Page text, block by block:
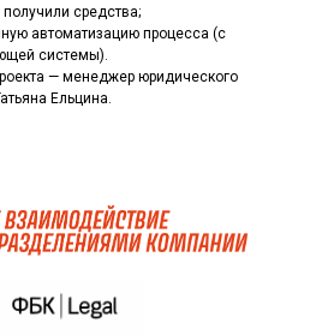
средства;
автоматизацию процесса (с
системы).
— менеджер юридического
Ельцина.